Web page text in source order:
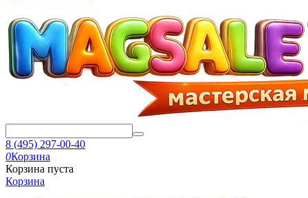
8 (495) 297-00-40
0Корзина
Корзина пуста
Корзина